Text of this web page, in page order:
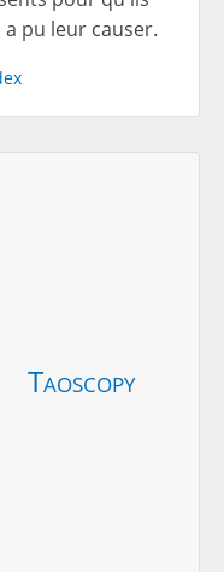
pu leur causer.
Taoscopy